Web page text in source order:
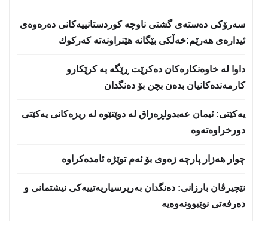
سه‌رۆكی دەستەی گشتی ناوچە كوردستانییەكانی دەرەوەی
ئیدارەی هەرێم:خه‌ڵكی بێگانه‌ هێنراونه‌ته‌ كه‌ركوك
داوا لە خاوەنکارەکان دەکرێت ڕێگە بە کرێکارو
کارمەندەکانیان بدەن بچن بۆ دەنگدان
یه‌كێتی: ئیمان عه‌بدولڕه‌زاق له‌ دوێنێوه‌ له‌ ریزه‌كانی یه‌كێتی
دورخراوه‌ته‌وه‌
چوار هەزار پارچە زەوی بۆ ئەم توێژە ئامدەکراوە
نێچيرڤان بارزانى: دەنگدان بەرپرسیاريه‌تییەکی نیشتمانى و
دەرفەتی نوێبوونەوەیە